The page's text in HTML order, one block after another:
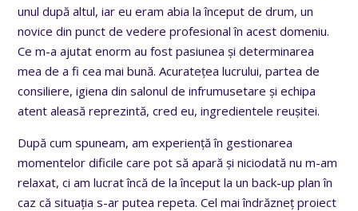
unul după altul, iar eu eram abia la început de drum, un
novice din punct de vedere profesional în acest domeniu.
Ce m-a ajutat enorm au fost pasiunea și determinarea
mea de a fi cea mai bună. Acuratețea lucrului, partea de
consiliere, igiena din salonul de infrumusetare și echipa
atent aleasă reprezintă, cred eu, ingredientele reușitei.
După cum spuneam, am experiență în gestionarea
momentelor dificile care pot să apară și niciodată nu m-am
relaxat, ci am lucrat încă de la început la un back-up plan în
caz că situația s-ar putea repeta. Cel mai îndrăzneț proiect